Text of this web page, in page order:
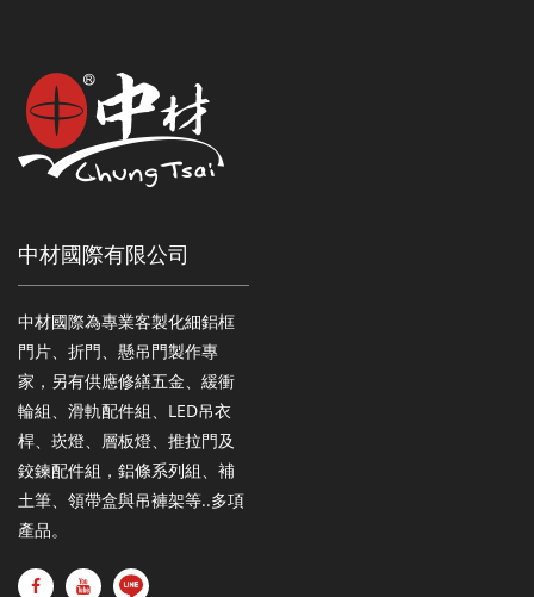
中材國際有限公司
中材國際為專業客製化細鋁框
門片、折門、懸吊門製作專
家，另有供應修繕五金、緩衝
輪組、滑軌配件組、LED吊衣
桿、崁燈、層板燈、推拉門及
鉸鍊配件組，鋁條系列組、補
土筆、領帶盒與吊褲架等..多項
產品。